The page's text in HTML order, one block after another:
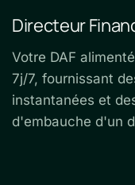
Directeur
Votre DAF
7j/7, fournissant
instantanées et
d'embauche d'un